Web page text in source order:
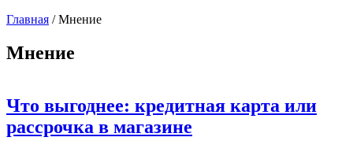
Главная / Мнение
Мнение
Что выгоднее: кредитная карта или
рассрочка в магазине